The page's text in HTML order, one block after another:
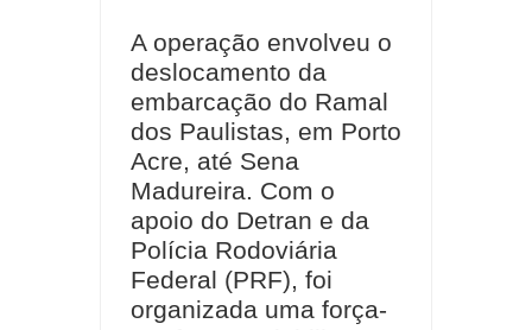
A operação envolveu o
deslocamento da
embarcação do Ramal
dos Paulistas, em Porto
Acre, até Sena
Madureira. Com o
apoio do Detran e da
Polícia Rodoviária
Federal (PRF), foi
organizada uma força-